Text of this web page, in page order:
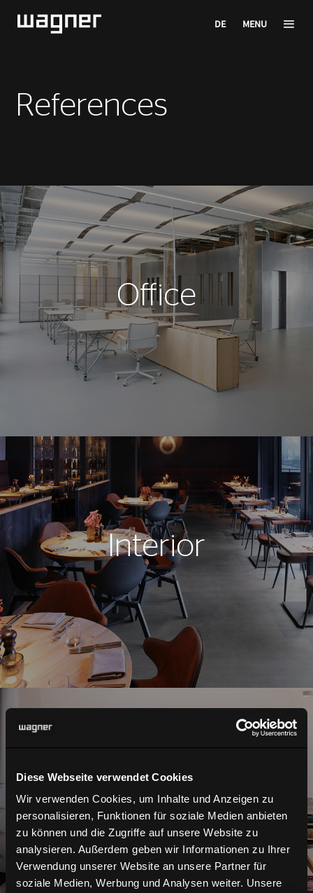
Diese Webseite verwendet Cookies
Wir verwenden Cookies, um Inhalte und Anzeigen zu
personalisieren, Funktionen für soziale Medien anbieten
zu können und die Zugriffe auf unsere Website zu
analysieren. Außerdem geben wir Informationen zu Ihrer
Verwendung unserer Website an unsere Partner für
soziale Medien, Werbung und Analysen weiter. Unsere
DE MENU
References
Office
Interior
Home